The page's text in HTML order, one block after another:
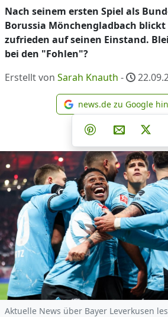
Nach seinem ersten Spiel als
Borussia Mönchengladbach blickt
zufrieden auf seinen Einstand.
bei den "Fohlen"?
Erstellt von Sarah Knauth -
news.de zu Google
Teilen aufTeilen
Teilen auf
Per E-
Aktuelle News über Bayer Leverkusen